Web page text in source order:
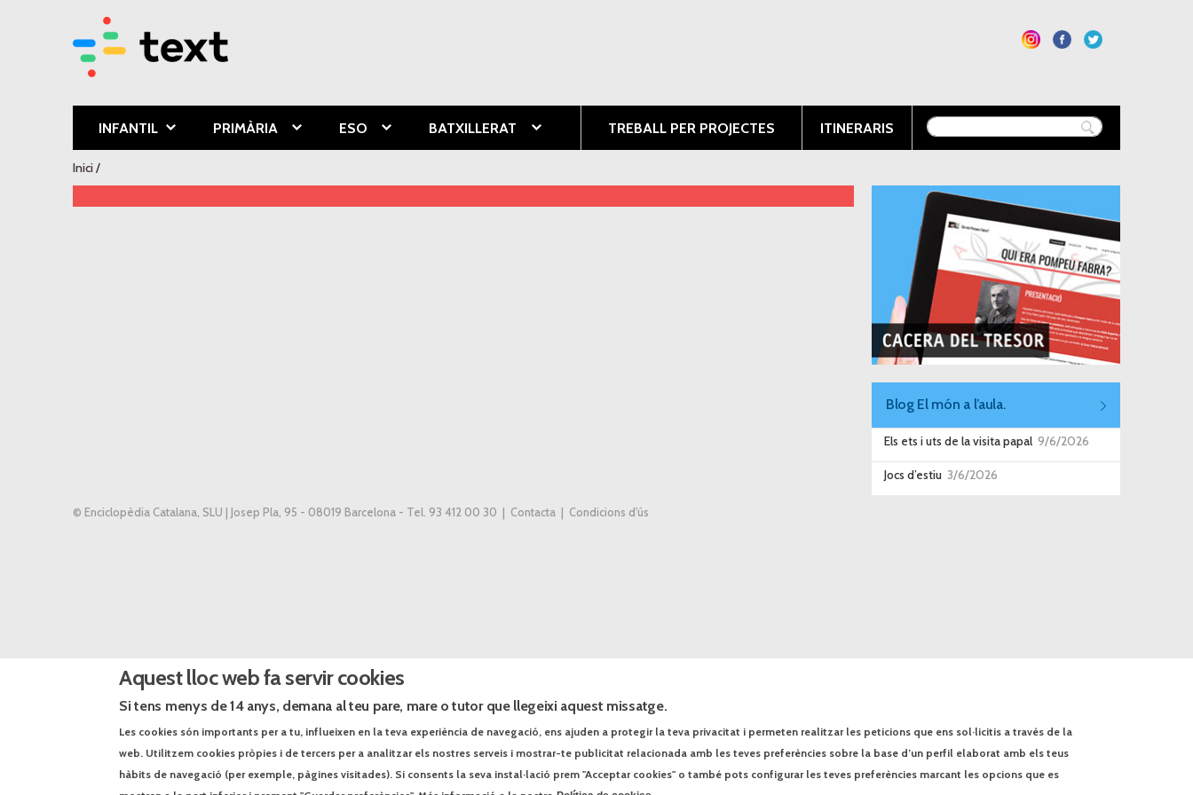
INFANTIL PRIMÀRIA ESO BATXILLERAT TREBALL PER PROJECTES ITINERARIS
Esteu aquí
Inici/
Blog El món a l’aula.
Els ets i uts de la visita papal 9/6/2026
Jocs d’estiu 3/6/2026
© Enciclopèdia Catalana, SLU | Josep Pla, 95 - 08019 Barcelona - Tel. 93 412 00 30 | Contacta Condicions d'ús
Aquest lloc web fa servir cookies
Si tens menys de 14 anys, demana al teu pare, mare o tutor que llegeixi aquest missatge.
Les cookies són importants per a tu, influeixen en la teva experiència de navegació, ens ajuden a protegir la teva privacitat i permeten realitzar les peticions que ens sol·licitis a través de la
web. Utilitzem cookies pròpies i de tercers per a analitzar els nostres serveis i mostrar-te publicitat relacionada amb les teves preferències sobre la base d’un perfil elaborat amb els teus
hàbits de navegació (per exemple, pàgines visitades). Si consents la seva instal·lació prem "Acceptar cookies" o també pots configurar les teves preferències marcant les opcions que es